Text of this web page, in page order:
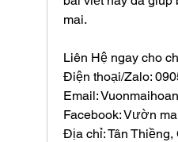
mai.
Liên Hệ ngay cho
Điện thoại/Zalo:
Email:
Facebook: Vườn
Địa chỉ: Tân Thiềng,